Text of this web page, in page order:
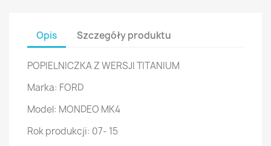
Opis Szczegóły produktu
POPIELNICZKA Z WERSJI TITANIUM
Marka: FORD
Model: MONDEO MK4
Rok produkcji: 07- 15